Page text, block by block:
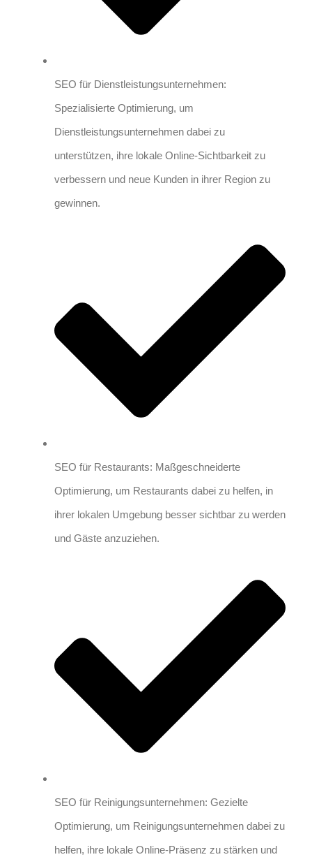
SEO für Dienstleistungsunternehmen:
Spezialisierte Optimierung, um
Dienstleistungsunternehmen dabei zu
unterstützen, ihre lokale Online-Sichtbarkeit zu
verbessern und neue Kunden in ihrer Region zu
gewinnen.
SEO für Restaurants: Maßgeschneiderte
Optimierung, um Restaurants dabei zu helfen, in
ihrer lokalen Umgebung besser sichtbar zu werden
und Gäste anzuziehen.
SEO für Reinigungsunternehmen: Gezielte
Optimierung, um Reinigungsunternehmen dabei zu
helfen, ihre lokale Online-Präsenz zu stärken und